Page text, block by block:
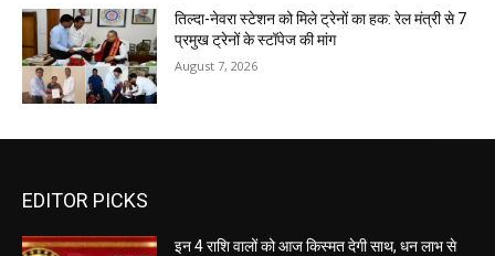
तिल्दा-नेवरा स्टेशन को मिले ट्रेनों का हक: रेल मंत्री से 7
प्रमुख ट्रेनों के स्टॉपेज की मांग
August 7, 2026
EDITOR PICKS
इन 4 राशि वालों को आज किस्मत देगी साथ, धन लाभ से